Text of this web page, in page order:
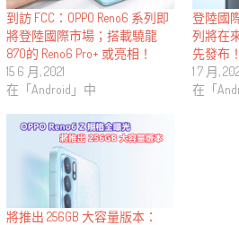
到訪 FCC：OPPO Reno6 系列即
將登陸國際市場；搭載驍龍
870的 Reno6 Pro+ 或亮相！
15 6 月, 2021
在「Android」中
登陸國
列將在
先發布！
1 7 月,
在「
將推出 256GB 大容量版本：